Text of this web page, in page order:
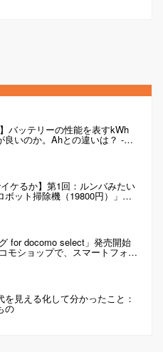
バッテリーの性能を表すkWh
良いのか。Ahとの違いは？ -
イケるか】第1回：ルンバみたい
ボット掃除機（19800円）」の
for docomo select」発売開始
モショップで、スマートフォン
を行います 企業リリース
を見える化して分かったこと：
の